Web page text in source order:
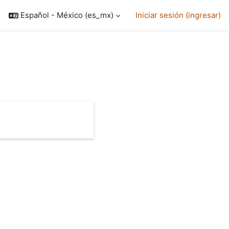
Español - México ‎(es_mx)‎ Iniciar sesión (ingresar)